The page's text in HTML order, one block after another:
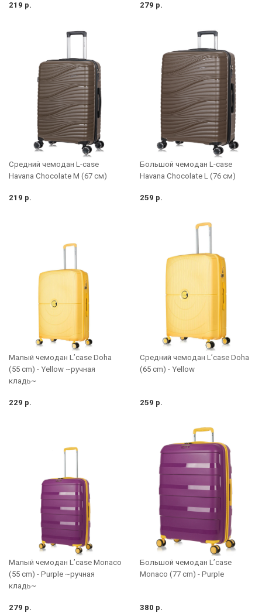
219 р. 279 р.
Средний чемодан L-case
Havana Сhocolate M (67 см)
219 р.
Большой чемодан L-case
Havana Сhocolate L (76 см)
259 р.
Малый чемодан L’case Doha
(55 cm) - Yellow ~ручная
кладь~
229 р.
Средний чемодан L’case Doha
(65 cm) - Yellow
259 р.
Малый чемодан L’case Monaco
(55 cm) - Purple ~ручная
кладь~
279 р.
Большой чемодан L’case
Monaco (77 cm) - Purple
380 р.